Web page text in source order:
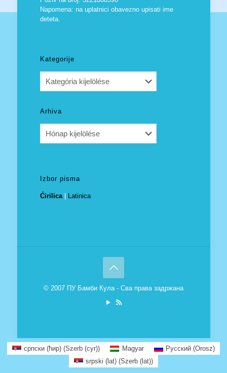
Napomena: na uplatnici obavezno upisati ime
deteta.
Kategorije
Arhiva
Izbor pisma
Ćirilica| Latinica
© 2007 ПУ Бамби Кула - Сва права задржана
српски (ћир) (Szerb (cyr)) Magyar Русский(Orosz)
srpski (lat) (Szerb (lat))